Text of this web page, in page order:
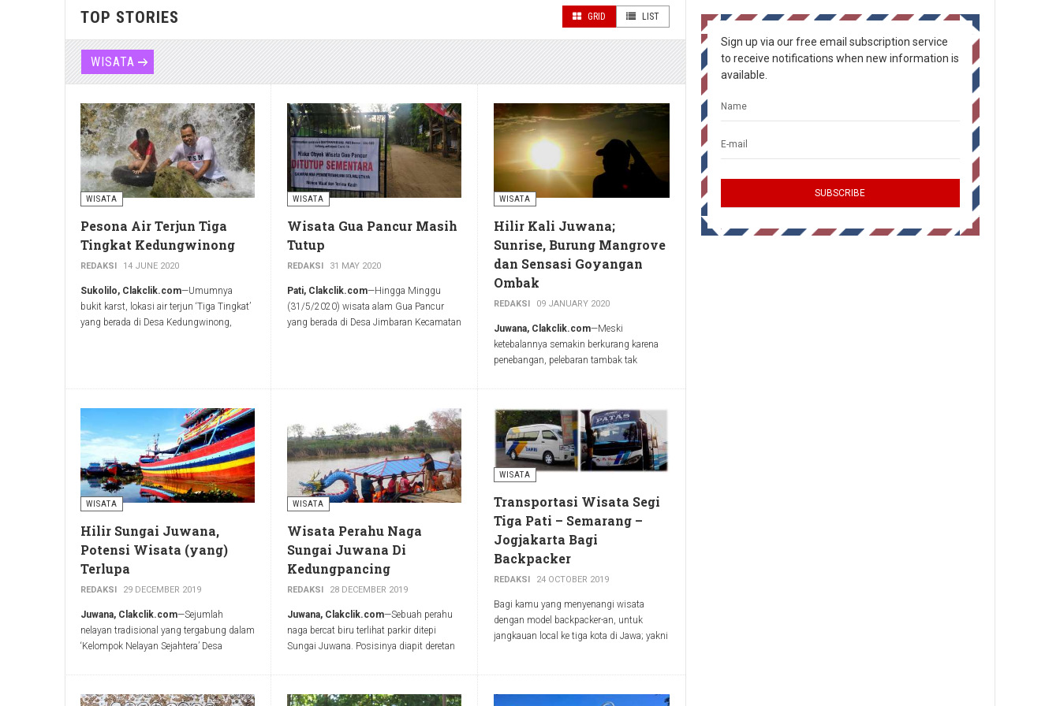
TOP STORIES GRID LIST
WISATA
WISATA
Pesona Air Terjun Tiga
Tingkat Kedungwinong
REDAKSI 14 JUNE 2020
Sukolilo, Clakclik.com—Umumnya
bukit karst, lokasi air terjun ‘Tiga Tingkat’
yang berada di Desa Kedungwinong,
WISATA
Wisata Gua Pancur Masih
Tutup
REDAKSI 31 MAY 2020
Pati, Clakclik.com—Hingga Minggu
(31/5/2020) wisata alam Gua Pancur
yang berada di Desa Jimbaran Kecamatan
WISATA
Hilir Kali Juwana;
Sunrise, Burung Mangrove
dan Sensasi Goyangan
Ombak
REDAKSI 09 JANUARY 2020
Juwana, Clakclik.com—Meski
ketebalannya semakin berkurang karena
penebangan, pelebaran tambak tak
mematikan tunas-tunas muda, hutan
mangrove muara Sungai Juwana adalah
tempat habitat ribuan burung.
WISATA
Hilir Sungai Juwana,
Potensi Wisata (yang)
Terlupa
REDAKSI 29 DECEMBER 2019
Juwana, Clakclik.com—Sejumlah
nelayan tradisional yang tergabung dalam
‘Kelompok Nelayan Sejahtera’ Desa
Pati, Jawa Tengah sudah lama
menggagas pengembangan wisata
WISATA
Wisata Perahu Naga
Sungai Juwana Di
Kedungpancing
REDAKSI 28 DECEMBER 2019
Juwana, Clakclik.com—Sebuah perahu
naga bercat biru terlihat parkir ditepi
Sungai Juwana. Posisinya diapit deretan
Terlihat beberapa orang berbondong ke
sebuah plataran berambal yang
WISATA
Transportasi Wisata Segi
Tiga Pati – Semarang –
Jogjakarta Bagi
Backpacker
REDAKSI 24 OCTOBER 2019
Bagi kamu yang menyenangi wisata
dengan model backpacker-an, untuk
jangkauan local ke tiga kota di Jawa; yakni
Sign up via our free email subscription service
to receive notifications when new information is
available.